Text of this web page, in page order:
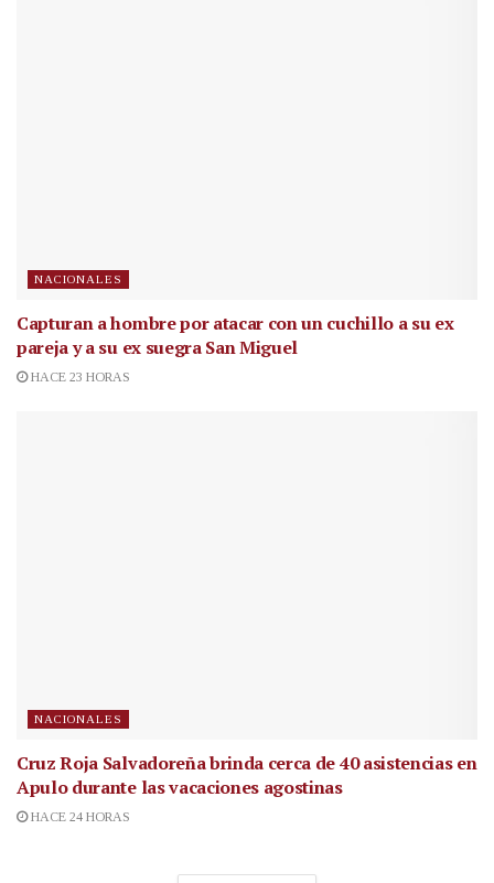
NACIONALES
Capturan a hombre por atacar con un cuchillo a su ex
pareja y a su ex suegra San Miguel
HACE 23 HORAS
NACIONALES
Cruz Roja Salvadoreña brinda cerca de 40 asistencias en
Apulo durante las vacaciones agostinas
HACE 24 HORAS